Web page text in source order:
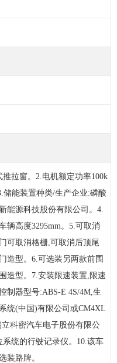
拉窗。2.电机额定功率100k
储能装置种类/生产企业:磷酸
能源科技股份有限公司。4.
辆高度3295mm。5.可取消
可取消格栅,可取消后顶尾
造型。6.可选装另两款前围
造型。7.安装限速装置,限速
制器型号:ABS-E 4S/4M,生
统(中国)有限公司或CM4XL
科密汽车电子股份有限公
统的行驶记录仪。10.该车
装路牌。